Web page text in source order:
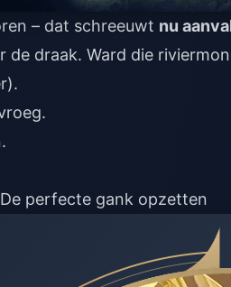
– dat schreeuwt nu
de draak. Ward die
perfecte gank opzetten